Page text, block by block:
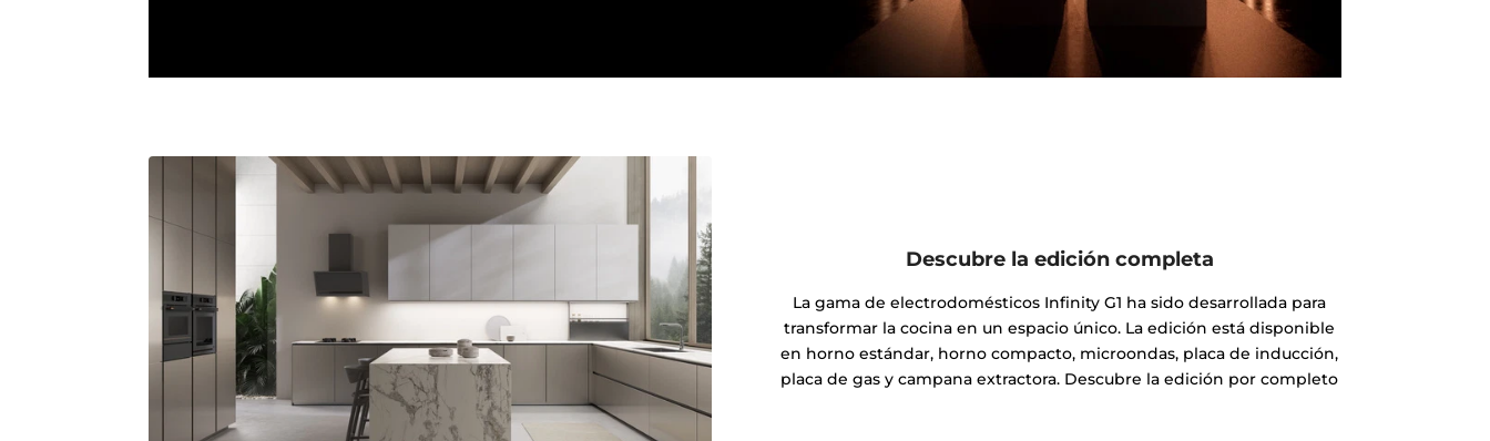
Descubre la edición completa
La gama de electrodomésticos Infinity G1 ha sido desarrollada para
transformar la cocina en un espacio único. La edición está disponible
en horno estándar, horno compacto, microondas, placa de inducción,
placa de gas y campana extractora. Descubre la edición por completo